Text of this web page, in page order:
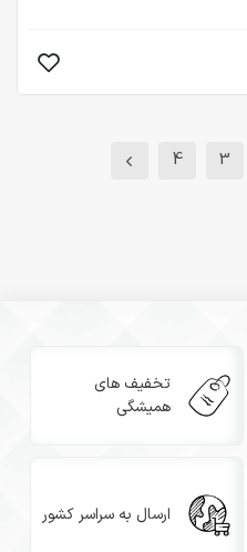
3
4
تخفیف های
همیشگی
ارسال به سراسر کشور